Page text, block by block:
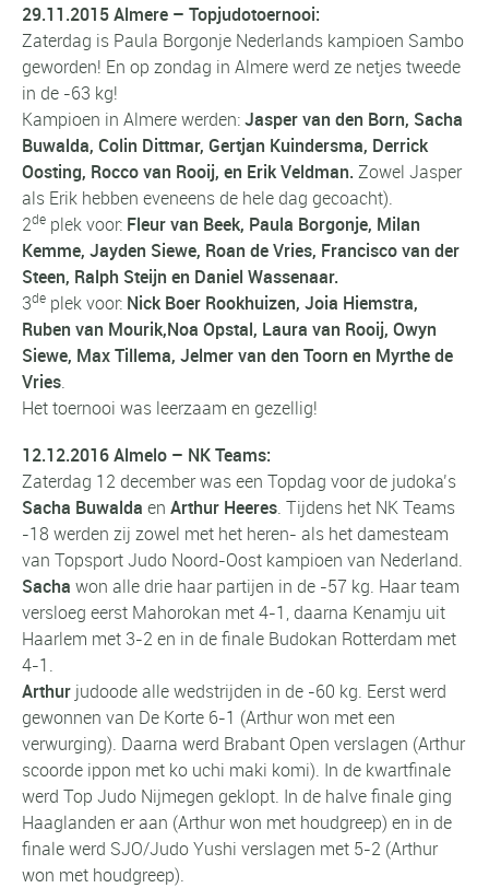
29.11.2015 Almere – Topjudotoernooi:
Zaterdag is Paula Borgonje Nederlands kampioen Sambo
geworden! En op zondag in Almere werd ze netjes tweede
in de -63 kg!
Kampioen in Almere werden:Jasper van den Born, Sacha
Buwalda, Colin Dittmar, Gertjan Kuindersma, Derrick
Oosting, Rocco van Rooij, en Erik Veldman. Zowel Jasper
als Erik hebben eveneens de hele dag gecoacht).
2de plek voor: Fleur van Beek, Paula Borgonje, Milan
Kemme, Jayden Siewe, Roan de Vries, Francisco van der
Steen, Ralph Steijn en Daniel Wassenaar.
3de plek voor: Nick Boer Rookhuizen, Joia Hiemstra,
Ruben van Mourik,Noa Opstal, Laura van Rooij, Owyn
Siewe, Max Tillema, Jelmer van den Toorn en Myrthe de
Vries.
Het toernooi was leerzaam en gezellig!
12.12.2016 Almelo – NK Teams:
Zaterdag 12 december was een Topdag voor de judoka’s
Sacha Buwalda en Arthur Heeres. Tijdens het NK Teams
-18 werden zij zowel met het heren- als het damesteam
van Topsport Judo Noord-Oost kampioen van Nederland.
Sacha won alle drie haar partijen in de -57 kg. Haar team
versloeg eerst Mahorokan met 4-1, daarna Kenamju uit
Haarlem met 3-2 en in de finale Budokan Rotterdam met
4-1.
Arthur judoode alle wedstrijden in de -60 kg. Eerst werd
gewonnen van De Korte 6-1 (Arthur won met een
verwurging). Daarna werd Brabant Open verslagen (Arthur
scoorde ippon met ko uchi maki komi). In de kwartfinale
werd Top Judo Nijmegen geklopt. In de halve finale ging
Haaglanden er aan (Arthur won met houdgreep) en in de
finale werd SJO/Judo Yushi verslagen met 5-2 (Arthur
won met houdgreep).